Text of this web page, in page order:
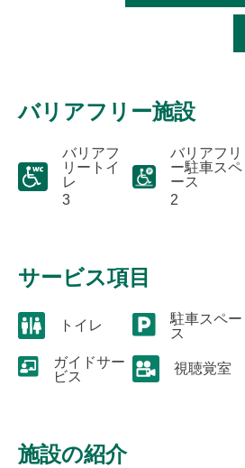
バリアフリー施設
バリアフ
リートイ
レ
3
バリアフリ
ー駐車スペ
ース
2
サービス項目
トイレ
駐車スペー
ス
ガイドサー
ビス
視聴覚室
施設の紹介